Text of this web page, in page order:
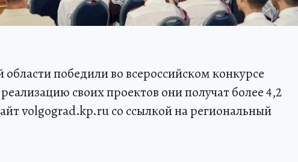
победили во всероссийском конкурсе
своих проектов они получат более 4,2
volgograd.kp.ru со ссылкой на региональный